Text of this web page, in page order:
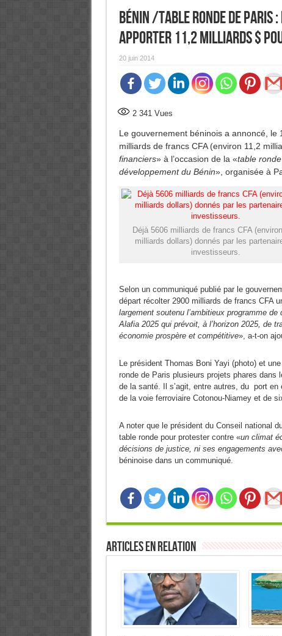
Bénin /Table ronde de Paris
apporter 11,2 milliards $
20 juin 2014
2 341Vues
Le gouvernement béninois a annoncé,
milliards de francs CFA (environ 11,2
financiers» à l’occasion de la «table
développement du Bénin», organisée à
Déjà 5606 milliards de francs CFA
milliards dollars) donnés par les
investisseurs.
Selon un communiqué publié par le
départ récolter 2900 milliards de francs CFA
largement soutenu l’ambitieux programme
Alafia 2025 qui prévoit, à l’horizon 2025, de
économie prospère et compétitive», a-t-on
Le président Thomas Boni Yayi (photo) et
ronde de Paris plusieurs projets phares dans
de la santé. Il s’agit, entre autres, du port en
de la voie ferroviaire Cotonou-Niamey et de
A noter que le président du Conseil national
table ronde pour protester contre «un climat
décisions de justice, ni ses engagements
béninoise dans un communiqué.
Articles en relation